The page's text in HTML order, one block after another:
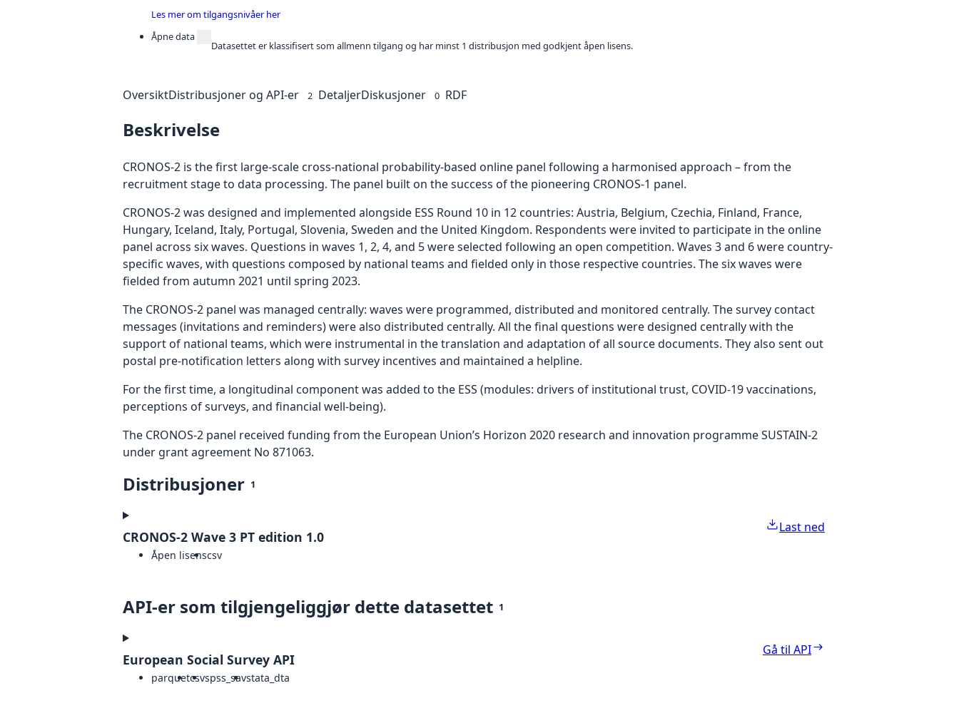
Les mer om tilgangsnivåer her
Åpne data
Datasettet er klassifisert som allmenn tilgang og har minst 1 distribusjon med godkjent åpen lisens.
OversiktDistribusjoner og API-er 2 DetaljerDiskusjoner 0 RDF
Beskrivelse
CRONOS-2 is the first large-scale cross-national probability-based online panel following a harmonised approach – from the
recruitment stage to data processing. The panel built on the success of the pioneering CRONOS-1 panel.
CRONOS-2 was designed and implemented alongside ESS Round 10 in 12 countries: Austria, Belgium, Czechia, Finland, France,
Hungary, Iceland, Italy, Portugal, Slovenia, Sweden and the United Kingdom. Respondents were invited to participate in the online
panel across six waves. Questions in waves 1, 2, 4, and 5 were selected following an open competition. Waves 3 and 6 were country-
specific waves, with questions composed by national teams and fielded only in those respective countries. The six waves were
fielded from autumn 2021 until spring 2023.
The CRONOS-2 panel was managed centrally: waves were programmed, distributed and monitored centrally. The survey contact
messages (invitations and reminders) were also distributed centrally. All the final questions were designed centrally with the
support of national teams, which were instrumental in the translation and adaptation of all source documents. They also sent out
postal pre-notification letters along with survey incentives and maintained a helpline.
For the first time, a longitudinal component was added to the ESS (modules: drivers of institutional trust, COVID-19 vaccinations,
perceptions of surveys, and financial well-being).
The CRONOS-2 panel received funding from the European Union’s Horizon 2020 research and innovation programme SUSTAIN-2
under grant agreement No 871063.
Distribusjoner 1
CRONOS-2 Wave 3 PT edition 1.0
Åpen lisenscsv
Last ned
API-er som tilgjengeliggjør dette datasettet 1
European Social Survey API
parquetcsvspss_savstata_dta
Gå til API